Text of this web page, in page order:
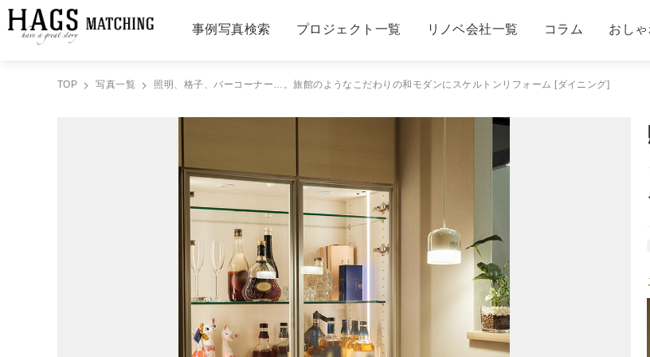
事例写真検索 プロジェクト一覧 リノベ会社一覧 コラム おし
TOP 写真一覧 照明、格子、バーコーナー…。旅館のようなこだわりの和モダンにスケルトンリフォーム [ダイニング]